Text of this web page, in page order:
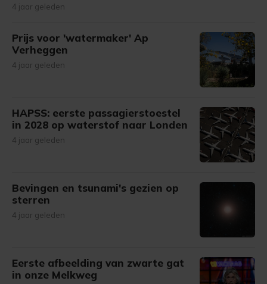
4 jaar geleden
Prijs voor 'watermaker' Ap
Verheggen
4 jaar geleden
HAPSS: eerste passagierstoestel
in 2028 op waterstof naar Londen
4 jaar geleden
Bevingen en tsunami's gezien op
sterren
4 jaar geleden
Eerste afbeelding van zwarte gat
in onze Melkweg